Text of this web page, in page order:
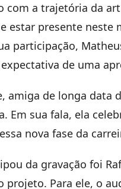
com a trajetória da
estar presente
participação,
de uma
amiga de longa data
Em sua fala, ela
nova fase da
da gravação foi
projeto. Para ele, o